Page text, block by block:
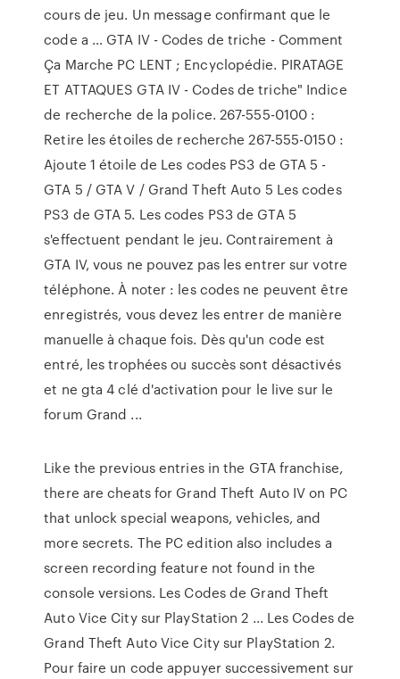
cours de jeu. Un message confirmant que le
code a … GTA IV - Codes de triche - Comment
Ça Marche PC LENT ; Encyclopédie. PIRATAGE
ET ATTAQUES GTA IV - Codes de triche" Indice
de recherche de la police. 267-555-0100 :
Retire les étoiles de recherche 267-555-0150 :
Ajoute 1 étoile de Les codes PS3 de GTA 5 -
GTA 5 / GTA V / Grand Theft Auto 5 Les codes
PS3 de GTA 5. Les codes PS3 de GTA 5
s'effectuent pendant le jeu. Contrairement à
GTA IV, vous ne pouvez pas les entrer sur votre
téléphone. À noter : les codes ne peuvent être
enregistrés, vous devez les entrer de manière
manuelle à chaque fois. Dès qu'un code est
entré, les trophées ou succès sont désactivés
et ne gta 4 clé d'activation pour le live sur le
forum Grand ...
Like the previous entries in the GTA franchise,
there are cheats for Grand Theft Auto IV on PC
that unlock special weapons, vehicles, and
more secrets. The PC edition also includes a
screen recording feature not found in the
console versions. Les Codes de Grand Theft
Auto Vice City sur PlayStation 2 ... Les Codes de
Grand Theft Auto Vice City sur PlayStation 2.
Pour faire un code appuyer successivement sur